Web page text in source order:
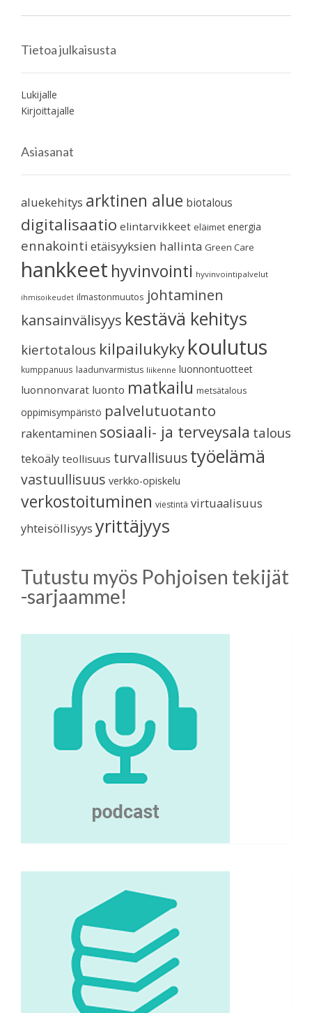
Tietoa julkaisusta
Lukijalle
Kirjoittajalle
Asiasanat
aluekehitys arktinen alue biotalous
digitalisaatio elintarvikkeet eläimet energia
ennakointi etäisyyksien hallinta Green Care
hankkeet hyvinvointi hyvinvointipalvelut
ihmisoikeudet ilmastonmuutos johtaminen
kansainvälisyys kestävä kehitys
kiertotalous kilpailukykykoulutus
kumppanuus laadunvarmistus liikenne luonnontuotteet
luonnonvarat luonto matkailu metsätalous
oppimisympäristö palvelutuotanto
rakentaminen sosiaali- ja terveysala talous
tekoäly teollisuus turvallisuustyöelämä
vastuullisuus verkko-opiskelu
verkostoituminen viestintä virtuaalisuus
yhteisöllisyys yrittäjyys
Tutustu myös Pohjoisen tekijät
-sarjaamme!